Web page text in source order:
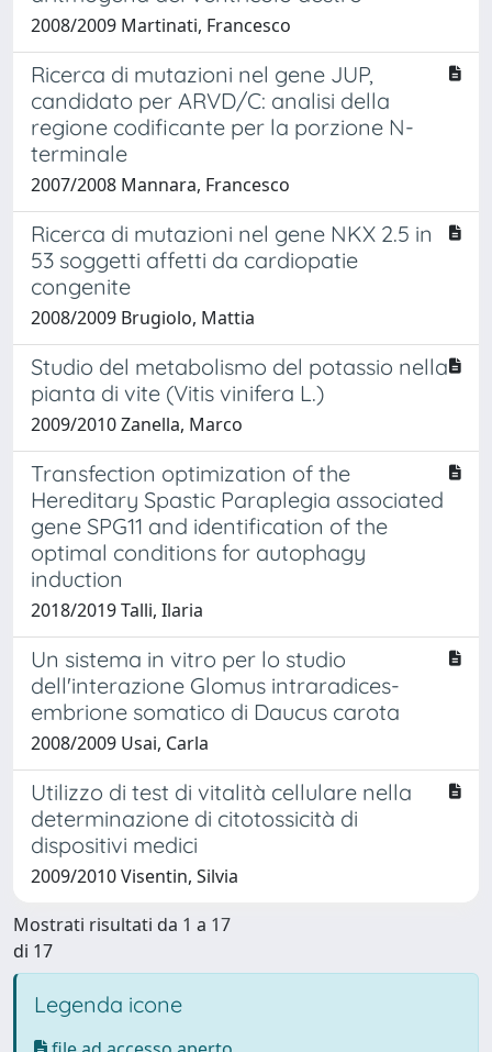
2008/2009 Martinati, Francesco
Ricerca di mutazioni nel gene JUP,
candidato per ARVD/C: analisi della
regione codificante per la porzione N-
terminale
2007/2008 Mannara, Francesco
Ricerca di mutazioni nel gene NKX 2.5 in
53 soggetti affetti da cardiopatie
congenite
2008/2009 Brugiolo, Mattia
Studio del metabolismo del potassio nella
pianta di vite (Vitis vinifera L.)
2009/2010 Zanella, Marco
Transfection optimization of the
Hereditary Spastic Paraplegia associated
gene SPG11 and identification of the
optimal conditions for autophagy
induction
2018/2019 Talli, Ilaria
Un sistema in vitro per lo studio
dell'interazione Glomus intraradices-
embrione somatico di Daucus carota
2008/2009 Usai, Carla
Utilizzo di test di vitalità cellulare nella
determinazione di citotossicità di
dispositivi medici
2009/2010 Visentin, Silvia
Mostrati risultati da 1 a 17
di 17
Legenda icone